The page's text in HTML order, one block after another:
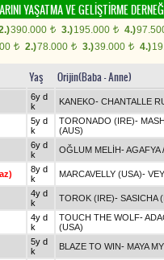
YAŞATMA VE GELİŞTİRME
390.000 t 3.)195.000 t 4.)
t 2.)78.000 t 3.)39.000 t 4.)
Yaş Orijin(Baba - Anne)
6y d
k
KANEKO- CHANTALLE
5y d
k
TORONADO (IRE)-
(AUS)
6y d
k
OĞLUM MELİH-AGAFYA/
8y d
k
MARCAVELLY (USA)-
4y d
k
TOROK (IRE)- SASICHA
4y d
k
TOUCH THE WOLF-
(USA)
5y d
k
BLAZE TO WIN- MAYA